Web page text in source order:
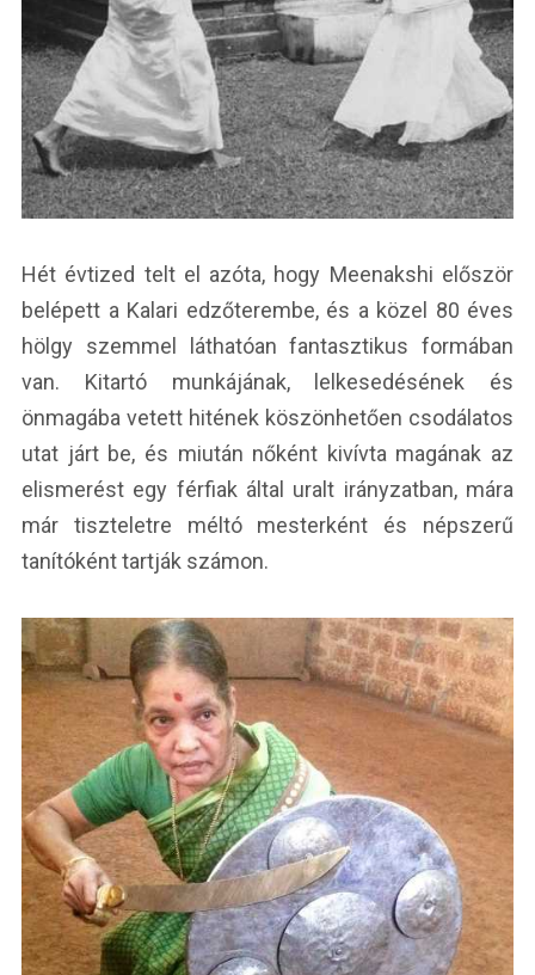
Hét évtized telt el azóta, hogy Meenakshi először
belépett a Kalari edzőterembe, és a közel 80 éves
hölgy szemmel láthatóan fantasztikus formában
van. Kitartó munkájának, lelkesedésének és
önmagába vetett hitének köszönhetően csodálatos
utat járt be, és miután nőként kivívta magának az
elismerést egy férfiak által uralt irányzatban, mára
már tiszteletre méltó mesterként és népszerű
tanítóként tartják számon.